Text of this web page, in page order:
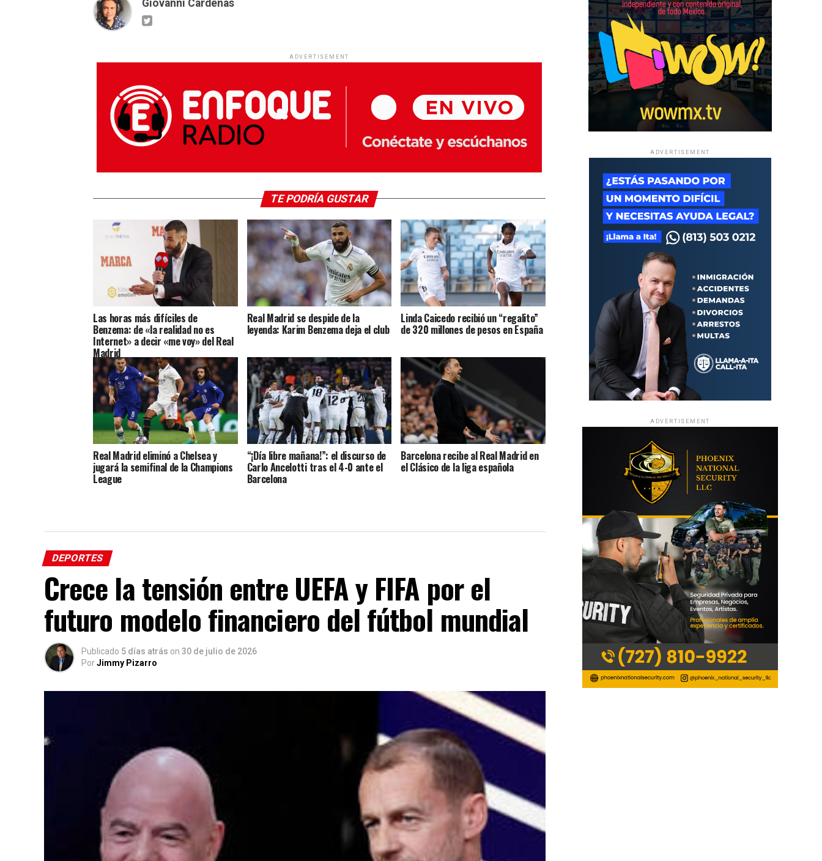
Giovanni Cardenas
ADVERTISEMENT
TE PODRÍA GUSTAR
Las horas más difíciles de
Benzema: de «la realidad no es
Internet» a decir «me voy» del Real
Madrid
Real Madrid se despide de la
leyenda: Karim Benzema deja el club
Linda Caicedo recibió un “regalito”
de 320 millones de pesos en España
Real Madrid eliminó a Chelsea y
jugará la semifinal de la Champions
League
“¡Día libre mañana!”: el discurso de
Carlo Ancelotti tras el 4-0 ante el
Barcelona
Barcelona recibe al Real Madrid en
el Clásico de la liga española
DEPORTES
Crece la tensión entre UEFA y FIFA por el
futuro modelo financiero del fútbol mundial
Publicado 5 días atrás on 30 de julio de 2026
PorJimmy Pizarro
ADVERTISEMENT
ADVERTISEMENT